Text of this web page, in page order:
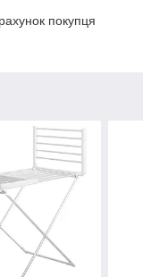
покупця